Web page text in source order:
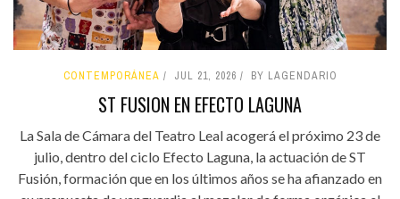
CONTEMPORÁNEA JUL 21, 2026 BY LAGENDARIO
ST FUSION EN EFECTO LAGUNA
La Sala de Cámara del Teatro Leal acogerá el próximo 23 de
julio, dentro del ciclo Efecto Laguna, la actuación de ST
Fusión, formación que en los últimos años se ha afianzado en